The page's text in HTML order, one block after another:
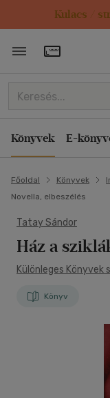
Kulacs /
Könyvek E-
Főoldal Könyvek
Novella, elbeszélés
Tatay Sándor
Ház a
Különleges Könyvek
Könyv